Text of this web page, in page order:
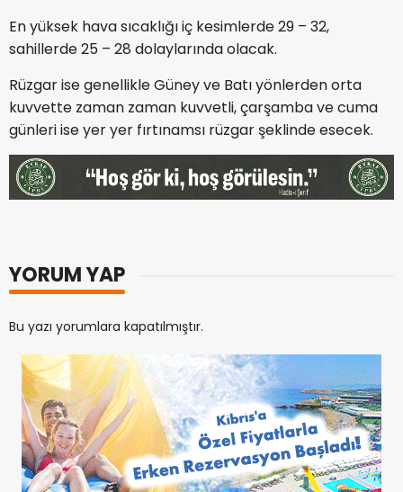
En yüksek hava sıcaklığı iç kesimlerde 29 – 32,
sahillerde 25 – 28 dolaylarında olacak.
Rüzgar ise genellikle Güney ve Batı yönlerden orta
kuvvette zaman zaman kuvvetli, çarşamba ve cuma
günleri ise yer yer fırtınamsı rüzgar şeklinde esecek.
YORUM YAP
Bu yazı yorumlara kapatılmıştır.